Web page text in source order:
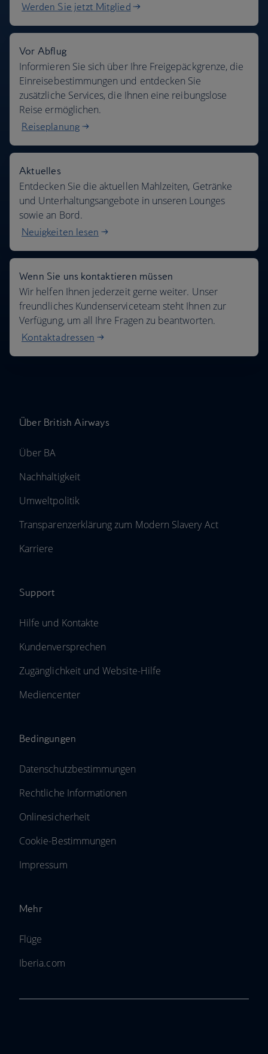
Werden Sie jetzt Mitglied
Vor Abflug
Informieren Sie sich über Ihre Freigepäckgrenze, die
Einreisebestimmungen und entdecken Sie
zusätzliche Services, die Ihnen eine reibungslose
Reise ermöglichen.
Reiseplanung
Aktuelles
Entdecken Sie die aktuellen Mahlzeiten, Getränke
und Unterhaltungsangebote in unseren Lounges
sowie an Bord.
Neuigkeiten lesen
Wenn Sie uns kontaktieren müssen
Wir helfen Ihnen jederzeit gerne weiter. Unser
freundliches Kundenserviceteam steht Ihnen zur
Verfügung, um all Ihre Fragen zu beantworten.
Kontaktadressen
Über British Airways
Über BA
Nachhaltigkeit
Umweltpolitik
Transparenzerklärung zum Modern Slavery Act
Karriere
Support
Hilfe und Kontakte
Kundenversprechen
Zugänglichkeit und Website-Hilfe
Mediencenter
Bedingungen
Datenschutzbestimmungen
Rechtliche Informationen
Onlinesicherheit
Cookie-Bestimmungen
Impressum
Mehr
Flüge
Iberia.com